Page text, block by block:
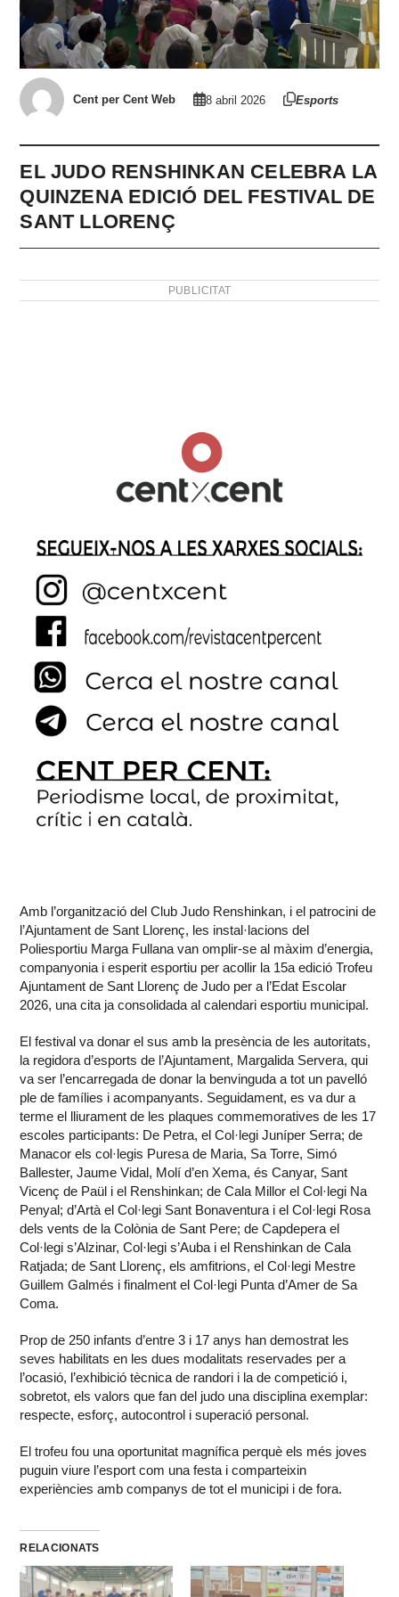
Cent per Cent Web 8 abril 2026 Esports
EL JUDO RENSHINKAN CELEBRA LA
QUINZENA EDICIÓ DEL FESTIVAL DE
SANT LLORENÇ
PUBLICITAT
Amb l’organització del Club Judo Renshinkan, i el patrocini de
l’Ajuntament de Sant Llorenç, les instal·lacions del
Poliesportiu Marga Fullana van omplir-se al màxim d’energia,
companyonia i esperit esportiu per acollir la 15a edició Trofeu
Ajuntament de Sant Llorenç de Judo per a l’Edat Escolar
2026, una cita ja consolidada al calendari esportiu municipal.
El festival va donar el sus amb la presència de les autoritats,
la regidora d’esports de l’Ajuntament, Margalida Servera, qui
va ser l’encarregada de donar la benvinguda a tot un pavelló
ple de famílies i acompanyants. Seguidament, es va dur a
terme el lliurament de les plaques commemoratives de les 17
escoles participants: De Petra, el Col·legi Juníper Serra; de
Manacor els col·legis Puresa de Maria, Sa Torre, Simó
Ballester, Jaume Vidal, Molí d’en Xema, és Canyar, Sant
Vicenç de Paül i el Renshinkan; de Cala Millor el Col·legi Na
Penyal; d’Artà el Col·legi Sant Bonaventura i el Col·legi Rosa
dels vents de la Colònia de Sant Pere; de Capdepera el
Col·legi s’Alzinar, Col·legi s’Auba i el Renshinkan de Cala
Ratjada; de Sant Llorenç, els amfitrions, el Col·legi Mestre
Guillem Galmés i finalment el Col·legi Punta d’Amer de Sa
Coma.
Prop de 250 infants d’entre 3 i 17 anys han demostrat les
seves habilitats en les dues modalitats reservades per a
l’ocasió, l’exhibició tècnica de randori i la de competició i,
sobretot, els valors que fan del judo una disciplina exemplar:
respecte, esforç, autocontrol i superació personal.
El trofeu fou una oportunitat magnífica perquè els més joves
puguin viure l’esport com una festa i comparteixin
experiències amb companys de tot el municipi i de fora.
RELACIONATS